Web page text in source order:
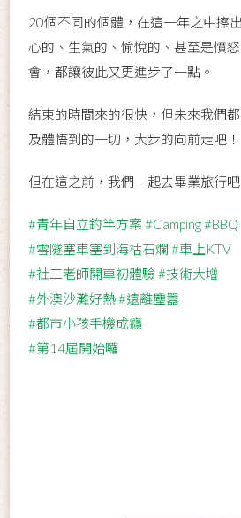
20個不同的個體，在這一年之中擦
心的、生氣的、愉悅的、甚至是憤
會，都讓彼此又更進步了一點。
結束的時間來的很快，但未來我們
及體悟到的一切，大步的向前走吧！
但在這之前，我們一起去畢業旅行吧
#青年自立釣竿方案#Camping#BBQ
#雪隧塞車塞到海枯石爛 #車上KTV
#社工老師開車初體驗#技術大增
#外澳沙灘好熱#遠離塵囂
#都市小孩手機成癮
#第14屆開始囉